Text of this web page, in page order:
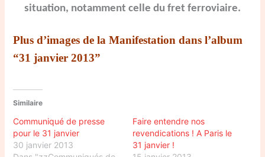
situation, notamment celle du fret ferroviaire.
Plus d’images de la Manifestation dans l’album
“31 janvier 2013”
Similaire
Communiqué de presse
pour le 31 janvier
30 janvier 2013
Faire entendre nos
revendications ! A Paris le
31 janvier !